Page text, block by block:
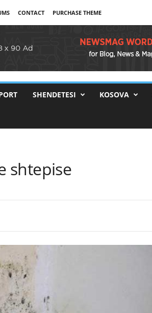
CONTACT PURCHASE THEME
SHENDETESI KOSOVA
shtepise